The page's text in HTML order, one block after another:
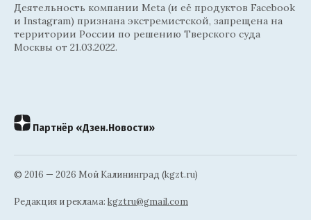
Деятельность компании Meta (и её продуктов Facebook
и Instagram) признана экстремистской, запрещена на
территории России по решению Тверского суда
Москвы от 21.03.2022.
Партнёр «Дзен.Новости»
© 2016 — 2026 Мой Калининград (kgzt.ru)
Редакция и реклама: kgztru@gmail.com